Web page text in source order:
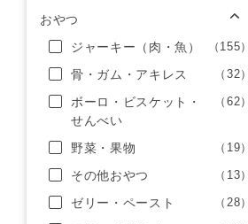
おやつ
ジャーキー（肉・魚）
（155）
骨・ガム・アキレス （32）
ボーロ・ビスケット・
せんべい
（62）
野菜・果物 （19）
その他おやつ （13）
ゼリー・ペースト （28）